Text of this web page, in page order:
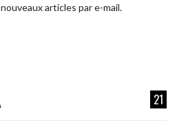
articles par e-mail.
21